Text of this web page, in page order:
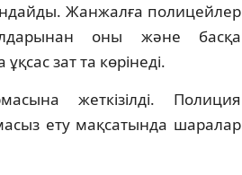
Жанжалға полицейлер
оны және басқа
зат та көрінеді.
жеткізілді. Полиция
ету мақсатында шаралар